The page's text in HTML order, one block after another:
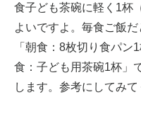
食子ども茶碗に軽く1杯
よいですよ。毎食ご飯
「朝食：8枚切り食パ
食：子ども用茶碗1杯」
します。参考にしてみて